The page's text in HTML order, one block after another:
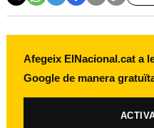
Afegeix ElNacional.cat a
Google de manera